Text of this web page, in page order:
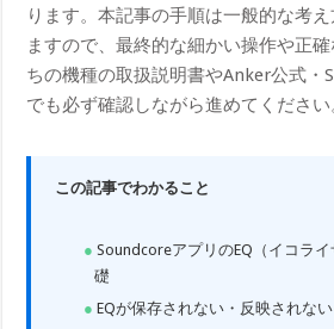
ります。本記事の手順は一般的な考
ますので、最終的な細かい操作や正
ちの機種の取扱説明書やAnker公式・
でも必ず確認しながら進めてください
この記事でわかること
SoundcoreアプリのEQ（イコラ
礎
EQが保存されない・反映されな